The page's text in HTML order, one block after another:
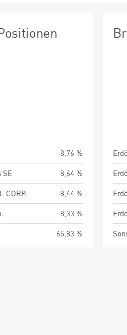
8,76 %
SE
8,64 %
CORP.
8,44 %
8,33 %
65,83 %